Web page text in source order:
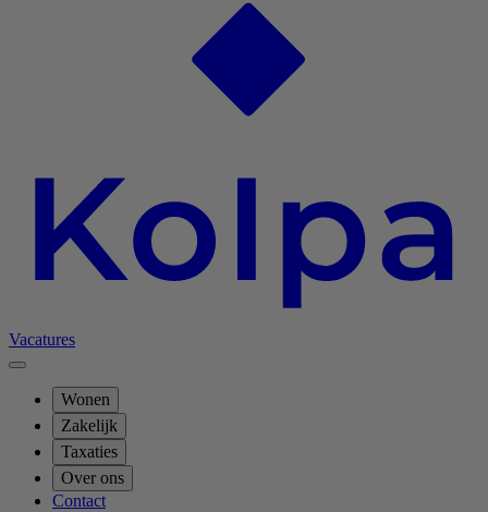
Vacatures
Wonen
Zakelijk
Taxaties
Over ons
Contact